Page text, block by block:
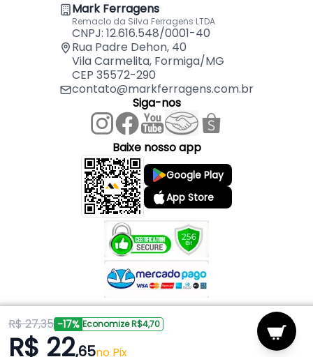
R$ 27,35 -17% Economize R$4,70
R$ 22,65no Pix
- Fixação e prendimento de tubos, cabos e
mangueiras
Mark Ferragens
Remaclo da Silva Ferragens LTDA
CNPJ: 12.616.548/0001-40
Rua Padre Dehon, 40
Vila Carmelita, Formiga/MG
CEP 35572-290
contato@markferragens.com.br
Siga-nos
Baixe nosso app
Google Play
App Store
Copyright © 2026 Mark Ferragens. Todos os direitos reservados.